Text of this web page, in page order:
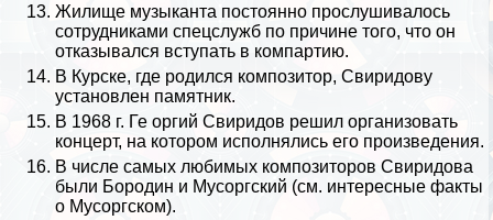
Жилище музыканта постоянно прослушивалось
сотрудниками спецслужб по причине того, что он
отказывался вступать в компартию.
В Курске, где родился композитор, Свиридову
установлен памятник.
В 1968 г. Ге opгий Свиридов решил организовать
концерт, на котором исполнялись его произведения.
В числе самых любимых композиторов Свиридова
были Бородин и Мусоргский (см. интересные факты
о Мусоргском).